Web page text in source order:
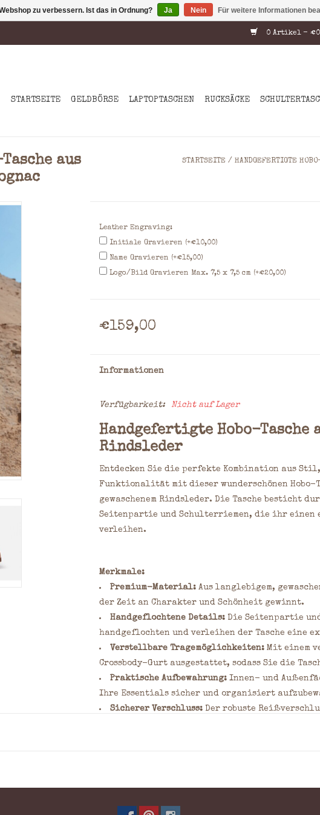
0 Artikel -
STARTSEITE GELDBÖRSE LAPTOPTASCHEN RUCKSÄCKE
aus
STARTSEITE / HANDGEFERTIGTE
Leather Engraving:
Initiale Gravieren (+€10,00)
Name Gravieren (+€15,00)
Logo/Bild Gravieren Max. 7,5 x 7,5 cm (+€20,00)
€159,00
Informationen
Verfügbarkeit: Nicht auf Lager
Handgefertigte Hobo-Tasche
Rindsleder
Entdecken Sie die perfekte Kombination aus
Funktionalität mit dieser wunderschönen Hobo-
gewaschenem Rindsleder. Die Tasche besticht
Seitenpartie und Schulterriemen, die ihr
verleihen.
Merkmale:
Premium-Material:Aus langlebigem,
der Zeit an Charakter und Schönheit gewinnt.
Handgeflochtene Details:Die Seitenpartie
handgeflochten und verleihen der Tasche eine
Verstellbare Tragemöglichkeiten:Mit einem
Crossbody-Gurt ausgestattet, sodass Sie die
Praktische Aufbewahrung:Innen- und
Ihre Essentials sicher und organisiert
Sicherer Verschluss:Der robuste
Farbe: Cognac
zu verbessern. Ist das in Ordnung? Ja Nein Für weitere Informationen